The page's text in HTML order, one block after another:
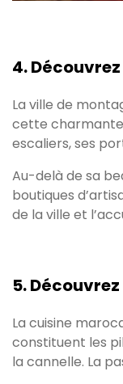
4.
La ville de
cette charmante
escaliers, ses
Au-delà de sa
boutiques
de la ville et
5.
La cuisine
constituent les
la cannelle. La